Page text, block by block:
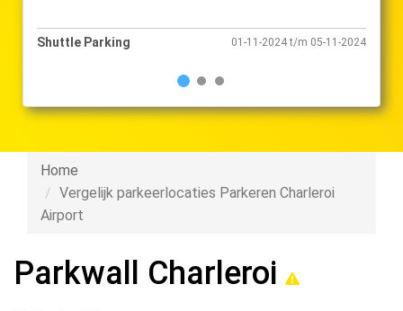
2024 t/m 05-11-2024Shuttle Parking 25-10-2024 t/m
Home
Vergelijk parkeerlocaties Parkeren Charleroi
Airport
Parkwall Charleroi